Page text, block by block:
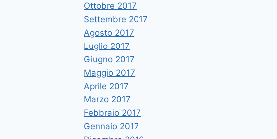
Ottobre 2017
Settembre 2017
Agosto 2017
Luglio 2017
Giugno 2017
Maggio 2017
Aprile 2017
Marzo 2017
Febbraio 2017
Gennaio 2017